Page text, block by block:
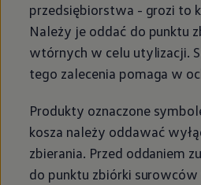
przedsiębiorstwa - grozi to
Należy je oddać do punktu
wtórnych w celu utylizacji.
tego zalecenia pomaga w
Produkty oznaczone
kosza należy oddawać
zbierania. Przed oddaniem
do punktu zbiórki